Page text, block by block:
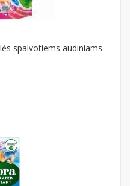
spalvotiems audiniams